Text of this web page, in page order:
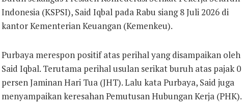
Indonesia (KSPSI), Said Iqbal pada Rabu siang 8 Juli 2026 di
kantor Kementerian Keuangan (Kemenkeu).
Purbaya merespon positif atas perihal yang disampaikan oleh
Said Iqbal. Terutama perihal usulan serikat buruh atas pajak 0
persen Jaminan Hari Tua (JHT). Lalu kata Purbaya, Said juga
menyampaikan keresahan Pemutusan Hubungan Kerja (PHK).